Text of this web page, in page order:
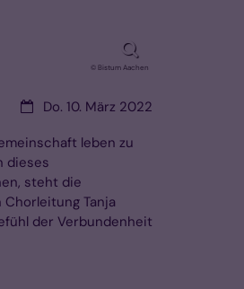
© Bistum Aachen
Datum:Do. 10. März 2022
leben zu
dieses
steht die
Tanja
der Verbundenheit